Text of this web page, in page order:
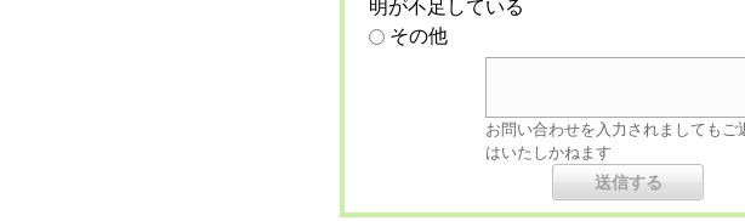
明が不足している
その他
お問い合わせを入力されましてもご
はいたしかねます